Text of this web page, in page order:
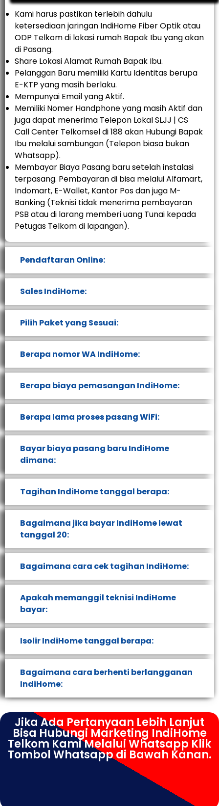
Kami harus pastikan terlebih dahulu
ketersediaan jaringan IndiHome Fiber Optik atau
ODP Telkom di lokasi rumah Bapak Ibu yang akan
di Pasang.
Share Lokasi Alamat Rumah Bapak Ibu.
Pelanggan Baru memiliki Kartu Identitas berupa
E-KTP yang masih berlaku.
Mempunyai Email yang Aktif.
Memiliki Nomer Handphone yang masih Aktif dan
juga dapat menerima Telepon Lokal SLJJ | CS
Call Center Telkomsel di 188 akan Hubungi Bapak
Ibu melalui sambungan (Telepon biasa bukan
Whatsapp).
Membayar Biaya Pasang baru setelah instalasi
terpasang. Pembayaran di bisa melalui Alfamart,
Indomart, E-Wallet, Kantor Pos dan juga M-
Banking (Teknisi tidak menerima pembayaran
PSB atau di larang memberi uang Tunai kepada
Petugas Telkom di lapangan).
Pendaftaran Online:
Sales IndiHome:
Pilih Paket yang Sesuai:
Berapa nomor WA IndiHome:
Berapa biaya pemasangan IndiHome:
Berapa lama proses pasang WiFi:
Bayar biaya pasang baru IndiHome
dimana:
Tagihan IndiHome tanggal berapa:
Bagaimana jika bayar IndiHome lewat
tanggal 20:
Bagaimana cara cek tagihan IndiHome:
Apakah memanggil teknisi IndiHome
bayar:
Isolir IndiHome tanggal berapa:
Bagaimana cara berhenti berlangganan
IndiHome:
Jika Ada Pertanyaan Lebih Lanjut
Bisa Hubungi Marketing IndiHome
Telkom Kami Melalui Whatsapp Klik
Tombol Whatsapp di Bawah Kanan.